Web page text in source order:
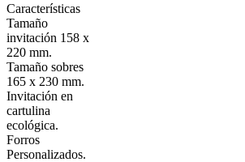
Características
Tamaño
invitación 158 x
220 mm.
Tamaño sobres
165 x 230 mm.
Invitación en
cartulina
ecológica.
Forros
Personalizados.